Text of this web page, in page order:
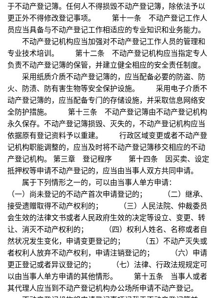
于不动产登记簿。任何人不得损毁不动产登记簿，除依法予以
更正外不得修改登记事项。 第十一条 不动产登记工作人
员应当具备与不动产登记工作相适应的专业知识和业务能力。
不动产登记机构应当加强对不动产登记工作人员的管理和
专业技术培训。 第十二条 不动产登记机构应当指定专人
负责不动产登记簿的保管，并建立健全相应的安全责任制度。
采用纸质介质不动产登记簿的，应当配备必要的防盗、防
火、防渍、防有害生物等安全保护设施。 采用电子介质不
动产登记簿的，应当配备专门的存储设施，并采取信息网络安
全防护措施。 第十三条 不动产登记簿由不动产登记机构
永久保存。不动产登记簿损毁、灭失的，不动产登记机构应当
依据原有登记资料予以重建。 行政区域变更或者不动产登
记机构职能调整的，应当及时将不动产登记簿移交相应的不动
产登记机构。 第三章 登记程序 第十四条 因买卖、设定
抵押权等申请不动产登记的，应当由当事人双方共同申请。
属于下列情形之一的，可以由当事人单方申请：
（一）尚未登记的不动产首次申请登记的； （二）继承、
接受遗赠取得不动产权利的； （三）人民法院、仲裁委员
会生效的法律文书或者人民政府生效的决定等设立、变更、转
让、消灭不动产权利的； （四）权利人姓名、名称或者自
然状况发生变化，申请变更登记的； （五）不动产灭失或
者权利人放弃不动产权利，申请注销登记的； （六）申请
更正登记或者异议登记的； （七）法律、行政法规规定可
以由当事人单方申请的其他情形。 第十五条 当事人或者
其代理人应当到不动产登记机构办公场所申请不动产登记。